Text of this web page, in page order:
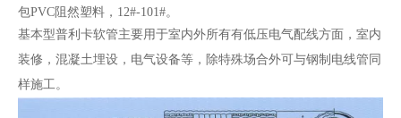
包PVC阻然塑料，12#-101#。
基本型普利卡软管主要用于室内外所有有低压电气配线方面，室内
装修，混凝土埋设，电气设备等，除特殊场合外可与钢制电线管同
样施工。